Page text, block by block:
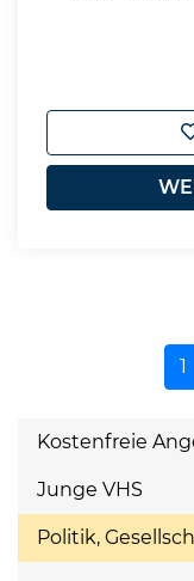
1
Kostenfreie
Junge VHS
Politik,